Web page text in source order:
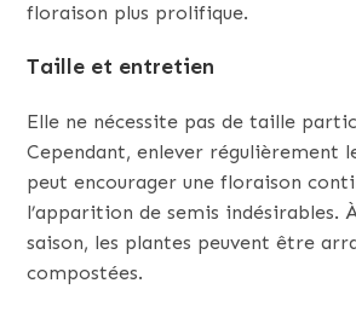
floraison plus prolifique.
Taille et entretien
Elle ne nécessite pas de taille
Cependant, enlever régulièrement
peut encourager une floraison
l’apparition de semis indésirables.
saison, les plantes peuvent être
compostées.